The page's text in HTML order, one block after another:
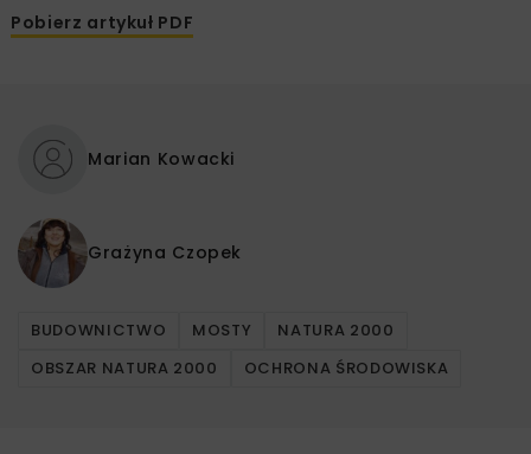
Pobierz artykuł PDF
Marian Kowacki
Grażyna Czopek
BUDOWNICTWO MOSTY
NATURA 2000
OBSZAR NATURA 2000
OCHRONA ŚRODOWISKA